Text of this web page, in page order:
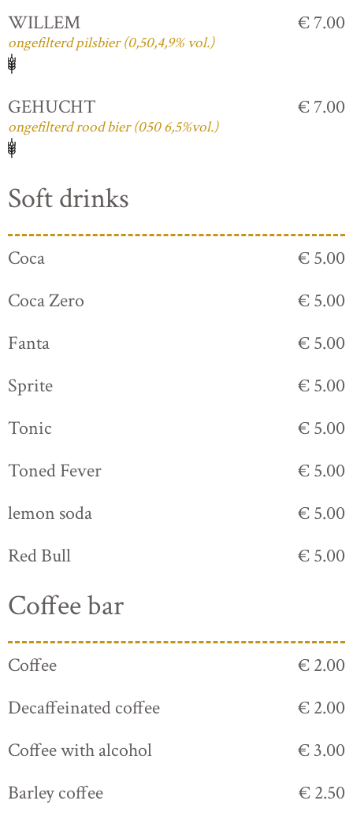
WILLEM
ongefilterd pilsbier (0,50,4,9% vol.)
€ 7.00
GEHUCHT
ongefilterd rood bier (050 6,5%vol.)
€ 7.00
Soft drinks
Coca
€ 5.00
Coca Zero
€ 5.00
Fanta
€ 5.00
Sprite
€ 5.00
Tonic
€ 5.00
Toned Fever
€ 5.00
lemon soda
€ 5.00
Red Bull
€ 5.00
Coffee bar
Coffee
€ 2.00
Decaffeinated coffee
€ 2.00
Coffee with alcohol
€ 3.00
Barley coffee
€ 2.50